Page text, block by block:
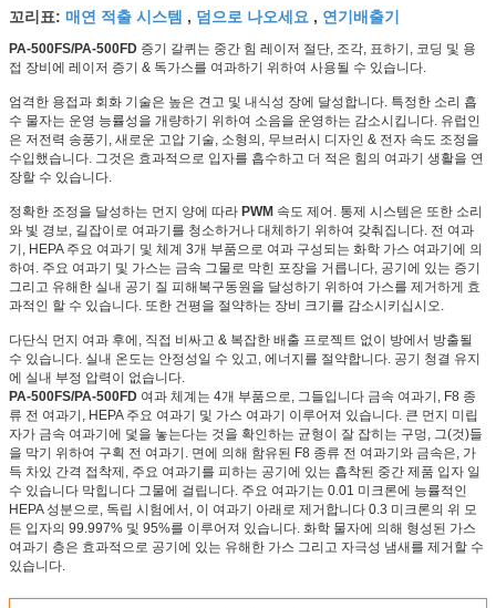
꼬리표: 매연 적출 시스템 , 덤으로 나오세요 , 연기배출기
PA-500FS/PA-500FD 증기 갈퀴는 중간 힘 레이저 절단, 조각, 표하기, 코딩 및 용
접 장비에 레이저 증기 & 독가스를 여과하기 위하여 사용될 수 있습니다.
엄격한 용접과 회화 기술은 높은 견고 및 내식성 장에 달성합니다. 특정한 소리 흡
수 물자는 운영 능률성을 개량하기 위하여 소음을 운영하는 감소시킵니다. 유럽인
은 저전력 송풍기, 새로운 고압 기술, 소형의, 무브러시 디자인 & 전자 속도 조정을
수입했습니다. 그것은 효과적으로 입자를 흡수하고 더 적은 힘의 여과기 생활을 연
장할 수 있습니다.
정확한 조정을 달성하는 먼지 양에 따라 PWM 속도 제어. 통제 시스템은 또한 소리
와 빛 경보, 길잡이로 여과기를 청소하거나 대체하기 위하여 갖춰집니다. 전 여과
기, HEPA 주요 여과기 및 체계 3개 부품으로 여과 구성되는 화학 가스 여과기에 의
하여. 주요 여과기 및 가스는 금속 그물로 막힌 포장을 거릅니다, 공기에 있는 증기
그리고 유해한 실내 공기 질 피해복구동원을 달성하기 위하여 가스를 제거하게 효
과적인 할 수 있습니다. 또한 건평을 절약하는 장비 크기를 감소시키십시오.
다단식 먼지 여과 후에, 직접 비싸고 & 복잡한 배출 프로젝트 없이 방에서 방출될
수 있습니다. 실내 온도는 안정성일 수 있고, 에너지를 절약합니다. 공기 청결 유지
에 실내 부정 압력이 없습니다.
PA-500FS/PA-500FD 여과 체계는 4개 부품으로, 그들입니다 금속 여과기, F8 종
류 전 여과기, HEPA 주요 여과기 및 가스 여과기 이루어져 있습니다. 큰 먼지 미립
자가 금속 여과기에 덫을 놓는다는 것을 확인하는 균형이 잘 잡히는 구멍, 그(것)들
을 막기 위하여 구획 전 여과기. 면에 의해 함유된 F8 종류 전 여과기와 금속은, 가
득 차있 간격 접착제, 주요 여과기를 피하는 공기에 있는 흡착된 중간 제품 입자 일
수 있습니다 막힙니다 그물에 걸립니다. 주요 여과기는 0.01 미크론에 능률적인
HEPA 성분으로, 독립 시험에서, 이 여과기 아래로 제거합니다 0.3 미크론의 위 모
든 입자의 99.997% 및 95%를 이루어져 있습니다. 화학 물자에 의해 형성된 가스
여과기 층은 효과적으로 공기에 있는 유해한 가스 그리고 자극성 냄새를 제거할 수
있습니다.